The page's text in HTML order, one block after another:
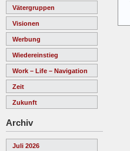
Vätergruppen
Visionen
Werbung
Wiedereinstieg
Work – Life – Navigation
Zeit
Zukunft
Archiv
Juli 2026